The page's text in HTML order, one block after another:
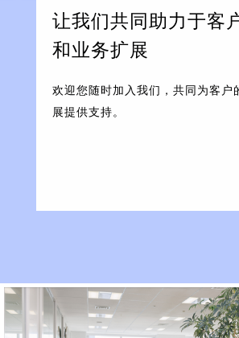
让我们共同助力于客
和业务扩展
欢迎您随时加入我们，共同为客户
展提供支持。